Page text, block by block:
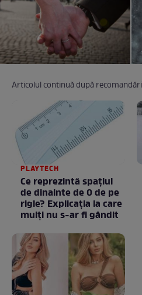
Articolul continuă după recomandări
PLAYTECH
Ce reprezintă spaţiul
de dinainte de 0 de pe
rigle? Explicaţia la care
mulţi nu s-ar fi gândit